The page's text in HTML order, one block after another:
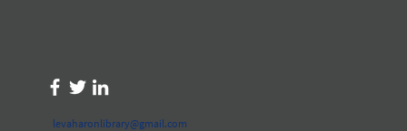
levaharonlibrary@gmail.com